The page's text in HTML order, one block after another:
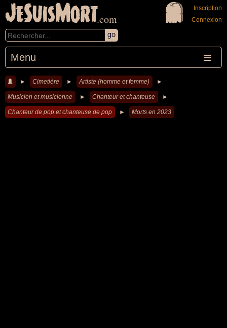
JeSuisMort.com
Menu
Inscription
Connexion
► Cimetière ► Artiste (homme et femme) ►
Musicien et musicienne ► Chanteur et chanteuse ►
Chanteur de pop et chanteuse de pop ► Morts en 2023